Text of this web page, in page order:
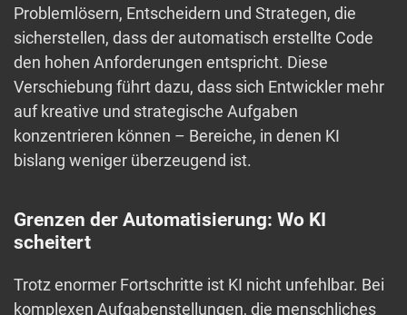
Problemlösern, Entscheidern und Strategen, die
sicherstellen, dass der automatisch erstellte Code
den hohen Anforderungen entspricht. Diese
Verschiebung führt dazu, dass sich Entwickler mehr
auf kreative und strategische Aufgaben
konzentrieren können – Bereiche, in denen KI
bislang weniger überzeugend ist.
Grenzen der Automatisierung: Wo KI
scheitert
Trotz enormer Fortschritte ist KI nicht unfehlbar. Bei
komplexen Aufgabenstellungen, die menschliches